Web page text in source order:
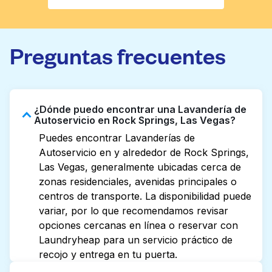
Preguntas frecuentes
¿Dónde puedo encontrar una Lavandería de
Autoservicio en Rock Springs, Las Vegas?
Puedes encontrar Lavanderías de
Autoservicio en y alrededor de Rock Springs,
Las Vegas, generalmente ubicadas cerca de
zonas residenciales, avenidas principales o
centros de transporte. La disponibilidad puede
variar, por lo que recomendamos revisar
opciones cercanas en línea o reservar con
Laundryheap para un servicio práctico de
recojo y entrega en tu puerta.